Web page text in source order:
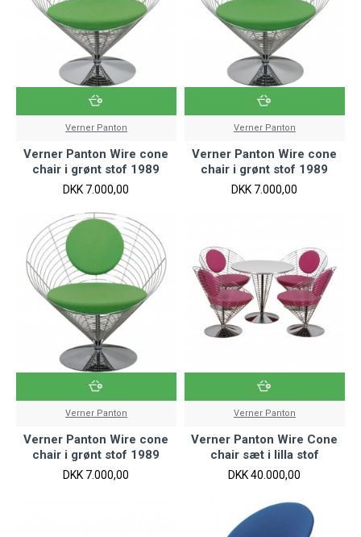
Verner Panton
Verner Panton Wire cone
chair i grønt stof 1989
DKK 7.000,00
Verner Panton
Verner Panton Wire cone
chair i grønt stof 1989
DKK 7.000,00
Verner Panton
Verner Panton Wire cone
chair i grønt stof 1989
DKK 7.000,00
Verner Panton
Verner Panton Wire Cone
chair sæt i lilla stof
DKK 40.000,00